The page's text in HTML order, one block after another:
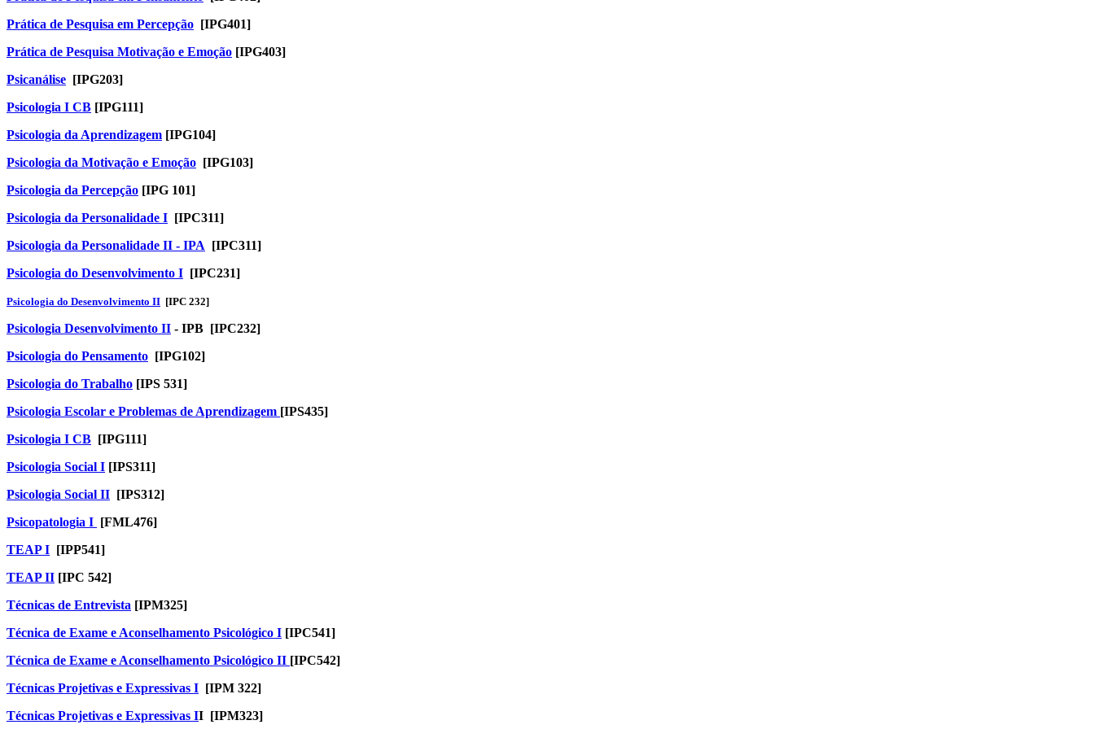
Prática de Pesquisa em Percepção [IPG401]
Prática de Pesquisa Motivação e Emoção [IPG403]
Psicanálise [IPG203]
Psicologia I CB [IPG111]
Psicologia da Aprendizagem [IPG104]
Psicologia da Motivação e Emoção [IPG103]
Psicologia da Percepção [IPG 101]
Psicologia da Personalidade I [IPC311]
Psicologia da Personalidade II - IPA [IPC311]
Psicologia do Desenvolvimento I [IPC231]
Psicologia do Desenvolvimento II [IPC 232]
Psicologia Desenvolvimento II - IPB [IPC232]
Psicologia do Pensamento [IPG102]
Psicologia do Trabalho [IPS 531]
Psicologia Escolar e Problemas de Aprendizagem [IPS435]
Psicologia I CB [IPG111]
Psicologia Social I [IPS311]
Psicologia Social II ​[IPS312]
Psicopatologia I [FML476]
TEAP I [IPP541]
TEAP II [IPC 542]
Técnicas de Entrevista [IPM325]
Técnica de Exame e Aconselhamento Psicológico I [IPC541]
Técnica de Exame e Aconselhamento Psicológico II [IPC542]
Técnicas Projetivas e Expressivas I [IPM 322]
Técnicas Projetivas e Expressivas II [IPM323]